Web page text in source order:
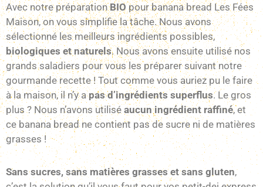
Avec notre préparationBIOpour banana bread Les Fées
Maison, on vous simplifie la tâche. Nous avons
sélectionné les meilleurs ingrédients possibles,
biologiques et naturels. Nous avons ensuite utilisé nos
grands saladiers pour vous les préparer suivant notre
gourmande recette ! Tout comme vous auriez pu le faire
à la maison, il n’y apas d’ingrédients superflus. Le gros
plus ? Nous n’avons utilisé aucun ingrédient raffiné, et
ce banana bread ne contient pas de sucre ni de matières
grasses !
Sans sucres, sans matières grasses et sans gluten,